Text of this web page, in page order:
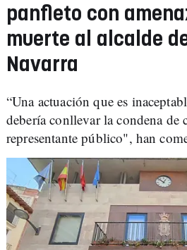
panfleto con
muerte al alcalde
Navarra
“Una actuación que es
debería conllevar la condena de
representante público", han